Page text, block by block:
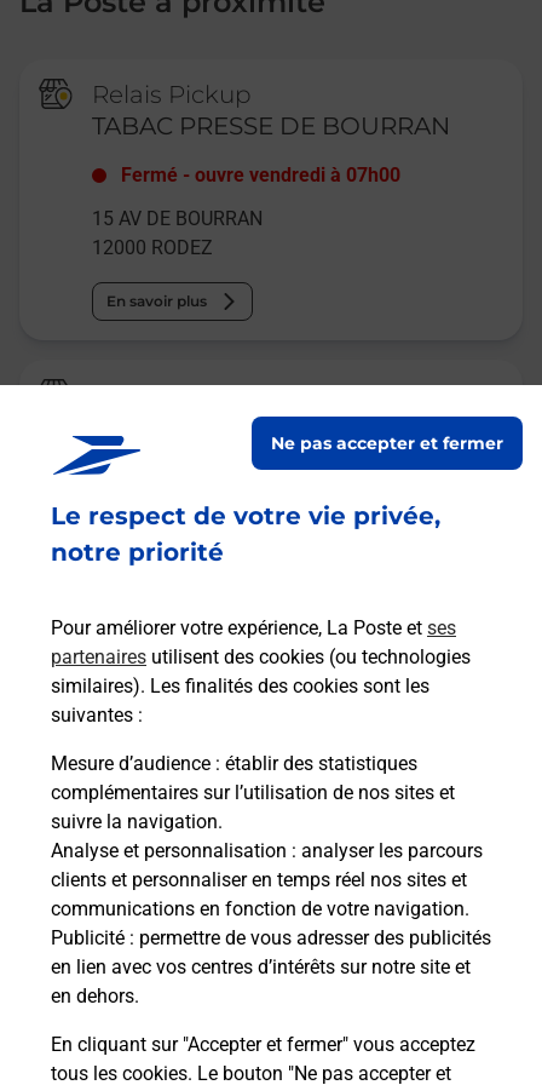
Le respect de votre vie privée,
notre priorité
Pour améliorer votre expérience, La Poste et ses
partenaires utilisent des cookies (ou technologies
similaires). Les finalités des cookies sont les
suivantes :
Mesure d’audience : établir des statistiques
complémentaires sur l’utilisation de nos sites et
suivre la navigation.
Analyse et personnalisation : analyser les parcours
clients et personnaliser en temps réel nos sites et
communications en fonction de votre navigation.
Publicité : permettre de vous adresser des publicités
en lien avec vos centres d’intérêts sur notre site et
en dehors.
En cliquant sur "Accepter et fermer" vous acceptez
tous les cookies. Le bouton "Ne pas accepter et
Ne pas accepter et fermer
Relais Pickup
TABAC PRESSE DE BOURRAN
Fermé -ouvre vendredi à 07h00
15 AV DE BOURRAN
12000 RODEZ
En savoir plus
La Poste
RODEZ BOURRAN
ouvre vendredi à 09h00
21 AVENUE JEAN MONNET
IMMEUBLE ATHENA QUARTIER BOURRAN
En savoir plus
Malin !
La Poste
en ligne
Ouvert 24h/24
En savoir plus